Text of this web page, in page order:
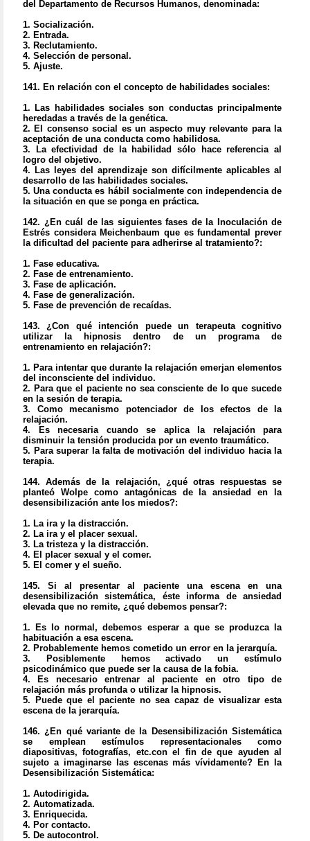
del Departamento de Recursos Humanos, denominada:
1. Socialización.
2. Entrada.
3. Reclutamiento.
4. Selección de personal.
5. Ajuste.
141. En relación con el concepto de habilidades sociales:
1. Las habilidades sociales son conductas principalmente
heredadas a través de la genética.
2. El consenso social es un aspecto muy relevante para la
aceptación de una conducta como habilidosa.
3. La efectividad de la habilidad sólo hace referencia al
logro del objetivo.
4. Las leyes del aprendizaje son difícilmente aplicables al
desarrollo de las habilidades sociales.
5. Una conducta es hábil socialmente con independencia de
la situación en que se ponga en práctica.
142. ¿En cuál de las siguientes fases de la Inoculación de
Estrés considera Meichenbaum que es fundamental prever
la dificultad del paciente para adherirse al tratamiento?:
1. Fase educativa.
2. Fase de entrenamiento.
3. Fase de aplicación.
4. Fase de generalización.
5. Fase de prevención de recaídas.
143.¿Con qué intención puede un terapeuta cognitivo
utilizar la hipnosis dentro de un programa de
entrenamiento en relajación?:
1. Para intentar que durante la relajación emerjan elementos
del inconsciente del individuo.
2. Para que el paciente no sea consciente de lo que sucede
en la sesión de terapia.
3. Como mecanismo potenciador de los efectos de la
relajación.
4. Es necesaria cuando se aplica la relajación para
disminuir la tensión producida por un evento traumático.
5. Para superar la falta de motivación del individuo hacia la
terapia.
144.Además de la relajación, ¿qué otras respuestas se
planteó Wolpe como antagónicas de la ansiedad en la
desensibilización ante los miedos?:
1. La ira y la distracción.
2. La ira y el placer sexual.
3. La tristeza y la distracción.
4. El placer sexual y el comer.
5. El comer y el sueño.
145.Si al presentar al paciente una escena en una
desensibilización sistemática, éste informa de ansiedad
elevada que no remite, ¿qué debemos pensar?:
1. Es lo normal, debemos esperar a que se produzca la
habituación a esa escena.
2. Probablemente hemos cometido un error en la jerarquía.
3. Posiblemente hemos activado un estímulo
psicodinámico que puede ser la causa de la fobia.
4. Es necesario entrenar al paciente en otro tipo de
relajación más profunda o utilizar la hipnosis.
5. Puede que el paciente no sea capaz de visualizar esta
escena de la jerarquía.
146.¿En qué variante de la Desensibilización Sistemática
se emplean estímulos representacionales como
diapositivas, fotografías, etc.con el fin de que ayuden al
sujeto a imaginarse las escenas más vívidamente? En la
Desensibilización Sistemática:
1. Autodirigida.
2. Automatizada.
3. Enriquecida.
4. Por contacto.
5. De autocontrol.